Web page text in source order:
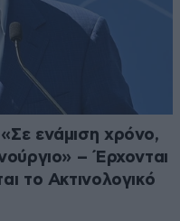
ενάμιση χρόνο,
– Έρχονται
το Ακτινολογικό